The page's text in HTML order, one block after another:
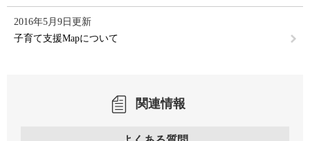
2016年5月9日更新
子育て支援Mapについて
関連情報